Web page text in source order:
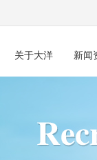
关于大洋 新闻